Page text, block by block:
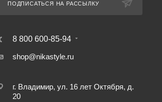
ПОДПИСАТЬСЯ НА РАССЫЛКУ
8 800 600-85-94
shop@nikastyle.ru
г. Владимир, ул. 16 лет Октября, д.
20